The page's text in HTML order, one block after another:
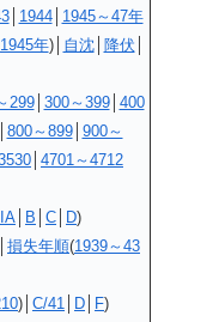
│ 1944│ 1945～47年
1945年)│ 自沈│ 降伏
299│ 300～399│ 400
800～899│ 900～
4701～4712
IIA B C D)
損失年順(1939～43
)│ C/41 D F)